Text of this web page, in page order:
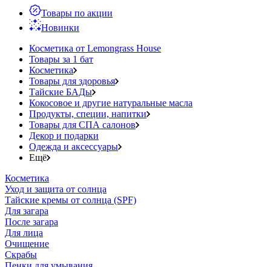
Товары по акции
Новинки
Косметика от Lemongrass House
Товары за 1 бат
Косметика
Товары для здоровья
Тайские БАДы
Кокосовое и другие натуральные масла
Продукты, специи, напитки
Товары для СПА салонов
Декор и подарки
Одежда и аксессуары
Ещё
Косметика
Уход и защита от солнца
Тайские кремы от солнца (SPF)
Для загара
После загара
Для лица
Очищение
Скрабы